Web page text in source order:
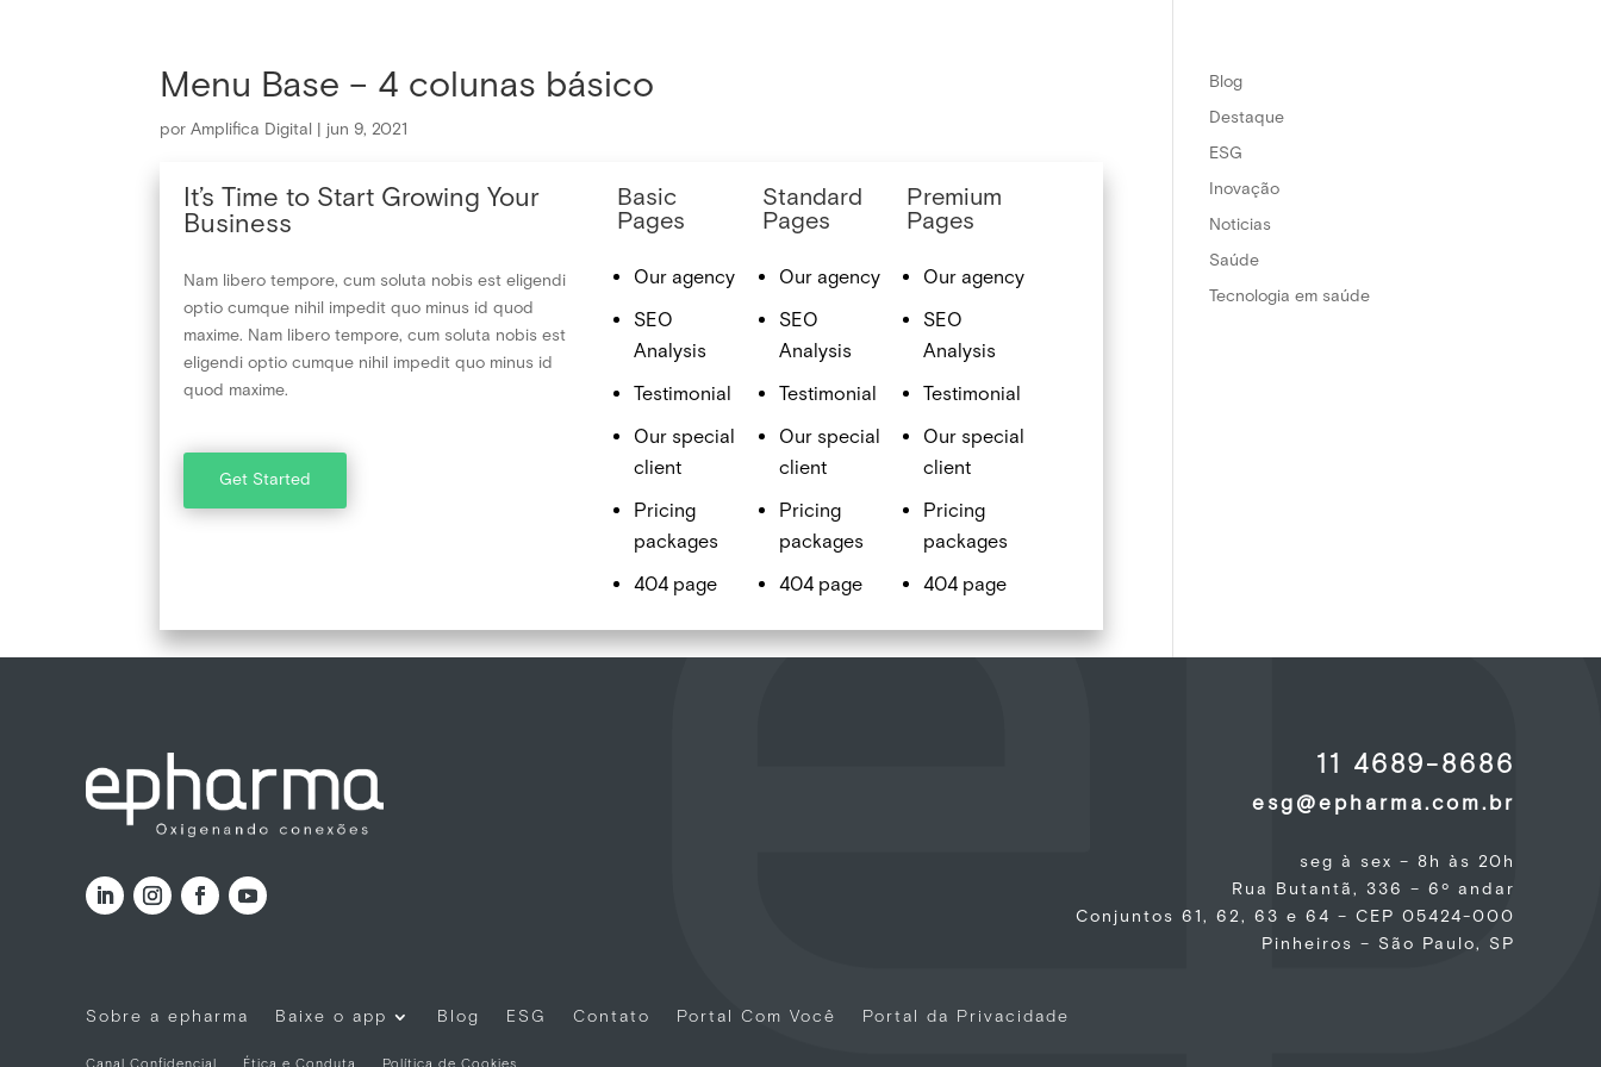
Menu Base – 4 colunas básico
porAmplifica Digital | jun 9, 2021
It’s Time to Start Growing Your
Business
Nam libero tempore, cum soluta nobis est eligendi
optio cumque nihil impedit quo minus id quod
maxime. Nam libero tempore, cum soluta nobis est
eligendi optio cumque nihil impedit quo minus id
quod maxime.
Get Started
Basic
Pages
Our agency
SEO
Analysis
Testimonial
Our special
client
Pricing
packages
404 page
Standard
Pages
Our agency
SEO
Analysis
Testimonial
Our special
client
Pricing
packages
404 page
Premium
Pages
Our agency
SEO
Analysis
Testimonial
Our special
client
Pricing
packages
404 page
Blog
Destaque
ESG
Inovação
Noticias
Saúde
Tecnologia em saúde
11 4689-8686
esg@epharma.com.br
seg à sex – 8h às 20h
Rua Butantã, 336 – 6º andar
Conjuntos 61, 62, 63 e 64 – CEP 05424-000
Pinheiros – São Paulo, SP
Sobre a epharma Baixe o app Blog ESG Contato Portal Com Você Portal da Privacidade